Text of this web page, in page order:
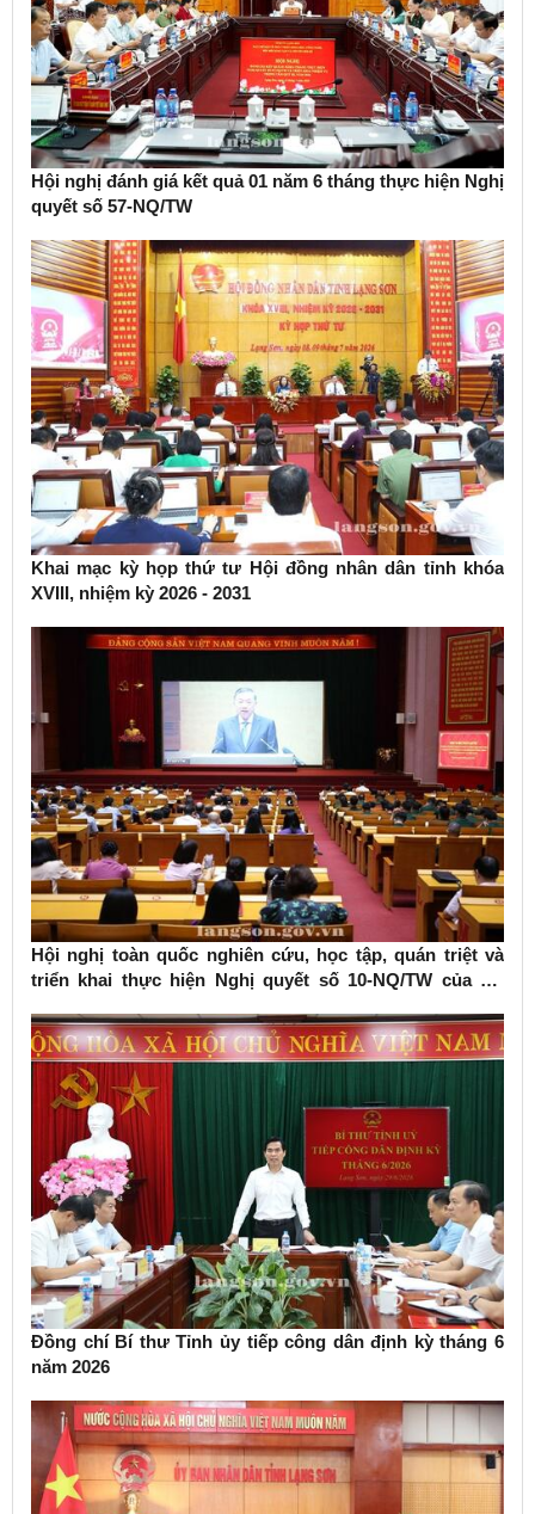
Hội nghị đánh giá kết quả 01 năm 6 tháng thực hiện Nghị
quyết số 57-NQ/TW
Khai mạc kỳ họp thứ tư Hội đồng nhân dân tỉnh khóa
XVIII, nhiệm kỳ 2026 - 2031
Hội nghị toàn quốc nghiên cứu, học tập, quán triệt và
triển khai thực hiện Nghị quyết số 10-NQ/TW của Bộ
Đồng chí Bí thư Tỉnh ủy tiếp công dân định kỳ tháng 6
năm 2026